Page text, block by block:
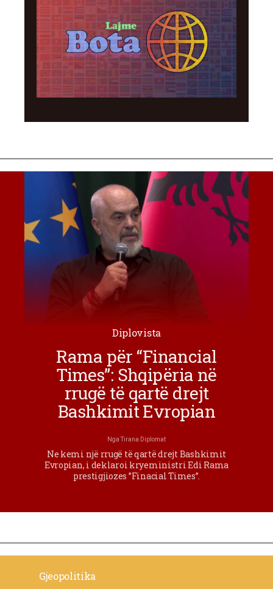
Diplovista
Rama për “Financial
Times”: Shqipëria në
rrugë të qartë drejt
Bashkimit Evropian
Nga Tirana Diplomat
Ne kemi një rrugë të qartë drejt Bashkimit
Evropian, i deklaroi kryeministri Edi Rama
prestigjiozes ”Finacial Times”.
Gjeopolitika